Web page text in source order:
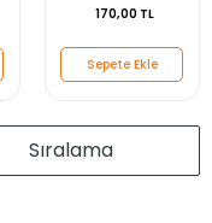
170,00 TL
Sepete Ekle
Sıralama